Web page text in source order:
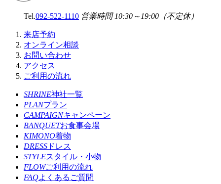
Tel.092-522-1110 営業時間 10:30～19:00（不定休）
来店予約
オンライン相談
お問い合わせ
アクセス
ご利用の流れ
SHRINE神社一覧
PLANプラン
CAMPAIGNキャンペーン
BANQUETお食事会場
KIMONO着物
DRESS ドレス
STYLEスタイル・小物
FLOWご利用の流れ
FAQよくあるご質問